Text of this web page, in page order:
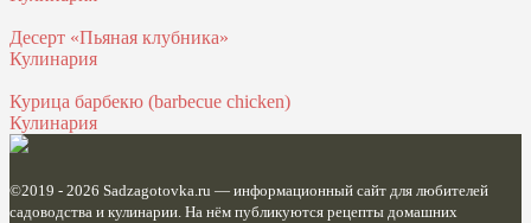
Десерт «Пьяная клубника»
Кулинария
Курица барбекю (barbecue chicken)
Кулинария
©2019 - 2026 Sadzagotovka.ru — информационный сайт для любителей
садоводства и кулинарии. На нём публикуются рецепты домашних